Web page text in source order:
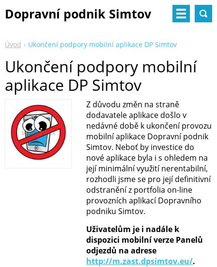
Dopravní podnik Simtov
Úvod Ukončení podpory mobilní aplikace DP Simtov
Ukončení podpory mobilní
aplikace DP Simtov
Z důvodu změn na straně
dodavatele aplikace došlo v
nedávné době k ukončení provozu
mobilní aplikace Dopravní podnik
Simtov. Neboť by investice do
nové aplikace byla i s ohledem na
její minimální využití nerentabilní,
rozhodli jsme se pro její definitivní
odstranění z portfolia on-line
provozních aplikací Dopravního
podniku Simtov.
Uživatelům je i nadále k
dispozici mobilní verze Panelů
odjezdů na adrese
http://m.zast.dpsimtov.eu/.